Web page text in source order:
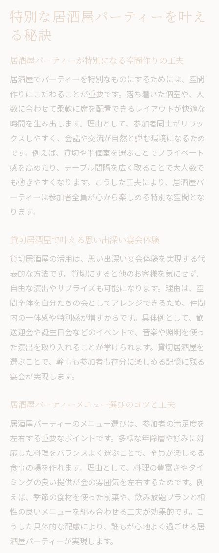
活用法
居酒屋パーティーに最適な席とサービスの
幹事必見の居酒屋パーティー成功術
幹事が知るべき居酒屋パーティー段取りの
基本
居酒屋予約時に押さえたいポイントと注意
事項
飲み放題付き居酒屋コース選択の賢い方法
大人数対応の居酒屋席配置で快適な宴会を
実現
居酒屋パーティーの進行を円滑にするコツ
大人数で楽しむ居酒屋パーティー案内
策
宴会に最適な居酒屋選びと予約のポイント
居酒屋パーティーの人数別おすすめ活用法
居酒屋で大人数に対応した貸切プランの魅
力
居酒屋パーティーメニューは人数配分がカ
ギ
快適な居酒屋選びで盛り上がる宴会体験
居酒屋選びが宴会の満足度を左右する理由
宴会にぴったりな居酒屋サービス比較ポイ
ント
居酒屋の貸切や個室でくつろぎの宴会を実
現
レビューで選ぶ失敗しない居酒屋パーティ
ー
飲み放題プラン活用で満足度アップの方法
居酒屋パーティーに最適な飲み放題プラン
比較
飲み放題付き居酒屋コースの賢い選び方
特別な居酒屋パーティーを叶え
る秘訣
居酒屋パーティーが特別になる空間作りの工夫
居酒屋でパーティーを特別なものにするためには、空間
作りにこだわることが重要です。落ち着いた個室や、人
数に合わせて柔軟に席を配置できるレイアウトが快適な
時間を生み出します。理由として、参加者同士がリラッ
クスしやすく、会話や交流が自然と弾む環境になるため
です。例えば、貸切や半個室を選ぶことでプライベート
感を高めたり、テーブル間隔を広く取ることで大人数で
も動きやすくなります。こうした工夫により、居酒屋パ
ーティーは参加者全員が心から楽しめる特別な空間とな
ります。
貸切居酒屋で叶える思い出深い宴会体験
貸切居酒屋の活用は、思い出深い宴会体験を実現する代
表的な方法です。貸切にすると他のお客様を気にせず、
自由な演出やサプライズも可能になります。理由は、空
間全体を自分たちの会としてアレンジできるため、仲間
内の一体感や特別感が増すからです。具体例として、歓
送迎会や誕生日会などのイベントで、音楽や照明を使っ
た演出を取り入れることが挙げられます。貸切居酒屋を
選ぶことで、幹事も参加者も存分に楽しめる記憶に残る
宴会が実現します。
居酒屋パーティーメニュー選びのコツと工夫
居酒屋パーティーのメニュー選びは、参加者の満足度を
左右する重要なポイントです。多様な年齢層や好みに対
応した料理をバランスよく選ぶことで、全員が楽しめる
食事の場を作れます。理由として、料理の豊富さやタイ
ミングの良い提供が会の雰囲気を左右するためです。例
えば、季節の食材を使った前菜や、飲み放題プランと相
性の良いメニューを組み合わせる工夫が効果的です。こ
うした具体的な配慮により、誰もが心地よく過ごせる居
酒屋パーティーが実現します。